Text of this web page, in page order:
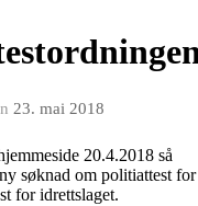
23. mai 2018
20.4.2018 så
søknad om politiattest for
for idrettslaget.